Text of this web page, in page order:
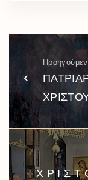
Χ Ρ Ι Σ Τ